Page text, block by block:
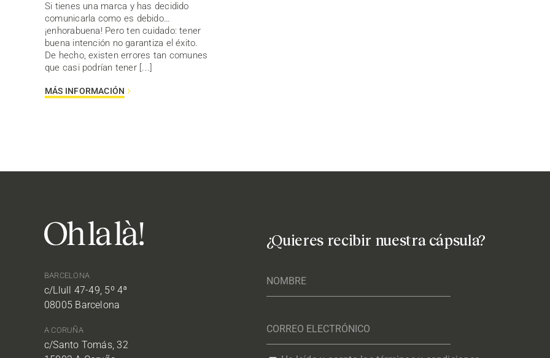
Si tienes una marca y has decidido
comunicarla como es debido…
¡enhorabuena! Pero ten cuidado: tener
buena intención no garantiza el éxito.
De hecho, existen errores tan comunes
que casi podrían tener [...]
MÁS INFORMACIÓN
BARCELONA
c/Llull 47-49, 5º 4ª
08005 Barcelona
A CORUÑA
c/Santo Tomás, 32
¿Quieres recibir nuestra cápsula?